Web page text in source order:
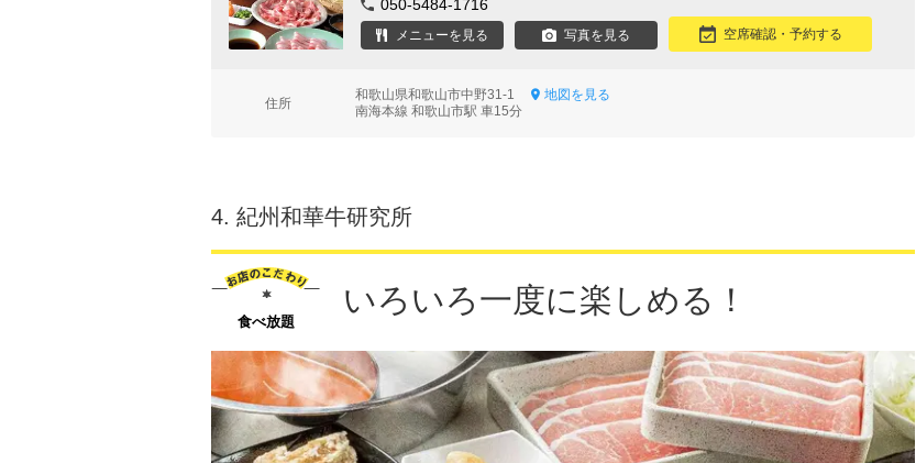
050-5484-1716
メニューを見る 写真を見る 空席確認・予約する
住所
和歌山県和歌山市中野31-1
地図を見る
南海本線 和歌山市駅 車15分
4. 紀州和華牛研究所
食べ放題
いろいろ一度に楽しめる！